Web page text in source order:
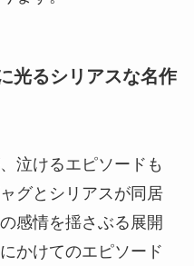
光るシリアスな名作
泣けるエピソードも
グとシリアスが同居
感情を揺さぶる展開
かけてのエピソード